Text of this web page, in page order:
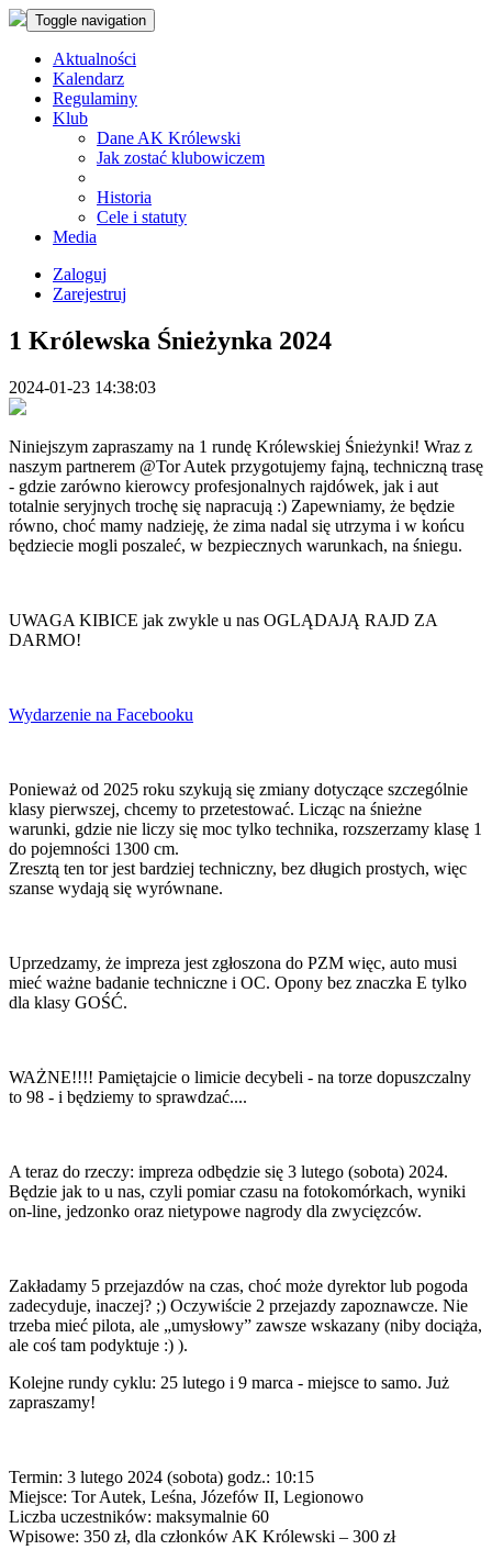
Toggle navigation
Aktualności
Kalendarz
Regulaminy
Klub
Dane AK Królewski
Jak zostać klubowiczem
Historia
Cele i statuty
Media
Zaloguj
Zarejestruj
1 Królewska Śnieżynka 2024
2024-01-23 14:38:03
Niniejszym zapraszamy na 1 rundę Królewskiej Śnieżynki! Wraz z
naszym partnerem @Tor Autek przygotujemy fajną, techniczną trasę
- gdzie zarówno kierowcy profesjonalnych rajdówek, jak i aut
totalnie seryjnych trochę się napracują :) Zapewniamy, że będzie
równo, choć mamy nadzieję, że zima nadal się utrzyma i w końcu
będziecie mogli poszaleć, w bezpiecznych warunkach, na śniegu.
UWAGA KIBICE jak zwykle u nas OGLĄDAJĄ RAJD ZA
DARMO!
Wydarzenie na Facebooku
Ponieważ od 2025 roku szykują się zmiany dotyczące szczególnie
klasy pierwszej, chcemy to przetestować. Licząc na śnieżne
warunki, gdzie nie liczy się moc tylko technika, rozszerzamy klasę 1
do pojemności 1300 cm.
Zresztą ten tor jest bardziej techniczny, bez długich prostych, więc
szanse wydają się wyrównane.
Uprzedzamy, że impreza jest zgłoszona do PZM więc, auto musi
mieć ważne badanie techniczne i OC. Opony bez znaczka E tylko
dla klasy GOŚĆ.
WAŻNE!!!! Pamiętajcie o limicie decybeli - na torze dopuszczalny
to 98 - i będziemy to sprawdzać....
A teraz do rzeczy: impreza odbędzie się 3 lutego (sobota) 2024.
Będzie jak to u nas, czyli pomiar czasu na fotokomórkach, wyniki
on-line, jedzonko oraz nietypowe nagrody dla zwycięzców.
Zakładamy 5 przejazdów na czas, choć może dyrektor lub pogoda
zadecyduje, inaczej? ;) Oczywiście 2 przejazdy zapoznawcze. Nie
trzeba mieć pilota, ale „umysłowy” zawsze wskazany (niby dociąża,
ale coś tam podyktuje :) ).
Kolejne rundy cyklu: 25 lutego i 9 marca - miejsce to samo. Już
zapraszamy!
Termin: 3 lutego 2024 (sobota) godz.: 10:15
Miejsce: Tor Autek, Leśna, Józefów II, Legionowo
Liczba uczestników: maksymalnie 60
Wpisowe: 350 zł, dla członków AK Królewski – 300 zł